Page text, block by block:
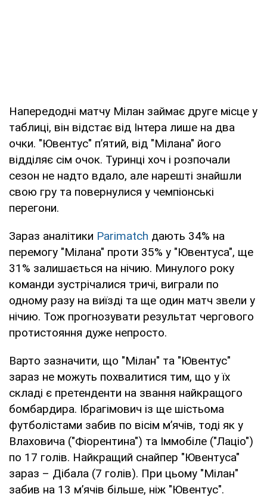
Напередодні матчу Мілан займає друге місце у
таблиці, він відстає від Інтера лише на два
очки. "Ювентус" п’ятий, від "Мілана" його
відділяє сім очок. Туринці хоч і розпочали
сезон не надто вдало, але нарешті знайшли
свою гру та повернулися у чемпіонські
перегони.
Зараз аналітики Parimatch дають 34% на
перемогу "Мілана" проти 35% у "Ювентуса", ще
31% залишається на нічию. Минулого року
команди зустрічалися тричі, виграли по
одному разу на виїзді та ще один матч звели у
нічию. Тож прогнозувати результат чергового
протистояння дуже непросто.
Варто зазначити, що "Мілан" та "Ювентус"
зараз не можуть похвалитися тим, що у їх
складі є претенденти на звання найкращого
бомбардира. Ібрагімович із ще шістьома
футболістами забив по вісім м’ячів, тоді як у
Влаховича ("Фіорентина") та Іммобіле ("Лаціо")
по 17 голів. Найкращий снайпер "Ювентуса"
зараз – Дібала (7 голів). При цьому "Мілан"
забив на 13 м’ячів більше, ніж "Ювентус".